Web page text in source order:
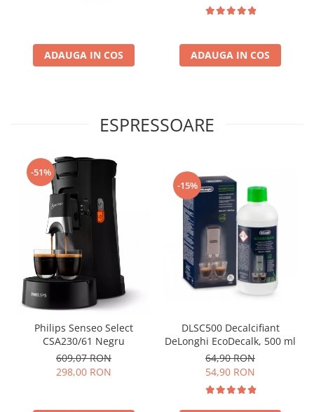
ADAUGA IN COS ADAUGA IN COS
ESPRESSOARE
-51%
Philips Senseo Select
CSA230/61 Negru
609,07 RON
298,00 RON
-15%
DLSC500 Decalcifiant
DeLonghi EcoDecalk, 500 ml
64,90 RON
54,90 RON